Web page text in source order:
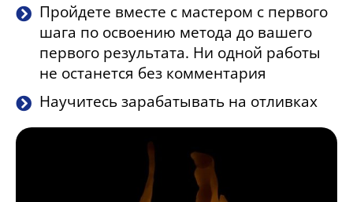
Пройдете вместе с мастером с первого
шага по освоению метода до вашего
первого результата. Ни одной работы
не останется без комментария
Научитесь зарабатывать на отливках